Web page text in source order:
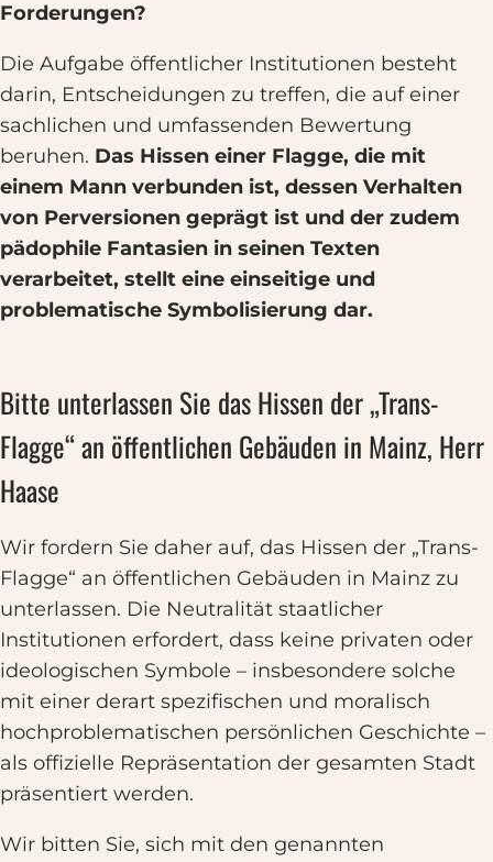
Forderungen?
Die Aufgabe öffentlicher Institutionen besteht
darin, Entscheidungen zu treffen, die auf einer
sachlichen und umfassenden Bewertung
beruhen. Das Hissen einer Flagge, die mit
einem Mann verbunden ist, dessen Verhalten
von Perversionen geprägt ist und der zudem
pädophile Fantasien in seinen Texten
verarbeitet, stellt eine einseitige und
problematische Symbolisierung dar.
Bitte unterlassen Sie das Hissen der „Trans-
Flagge“ an öffentlichen Gebäuden in Mainz, Herr
Haase
Wir fordern Sie daher auf, das Hissen der „Trans-
Flagge“ an öffentlichen Gebäuden in Mainz zu
unterlassen. Die Neutralität staatlicher
Institutionen erfordert, dass keine privaten oder
ideologischen Symbole – insbesondere solche
mit einer derart spezifischen und moralisch
hochproblematischen persönlichen Geschichte –
als offizielle Repräsentation der gesamten Stadt
präsentiert werden.
Wir bitten Sie, sich mit den genannten